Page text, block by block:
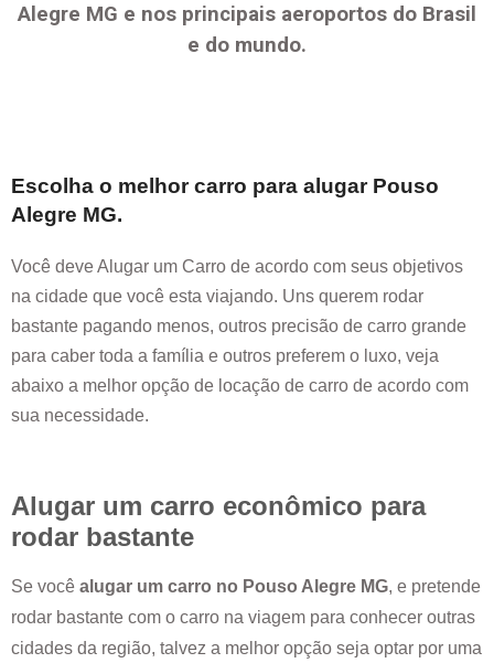
Alegre MG e nos principais aeroportos do Brasil
e do mundo.
Escolha o melhor carro para alugar Pouso
Alegre MG.
Você deve Alugar um Carro de acordo com seus objetivos
na cidade que você esta viajando. Uns querem rodar
bastante pagando menos, outros precisão de carro grande
para caber toda a família e outros preferem o luxo, veja
abaixo a melhor opção de locação de carro de acordo com
sua necessidade.
Alugar um carro econômico para
rodar bastante
Se você alugar um carro no Pouso Alegre MG, e pretende
rodar bastante com o carro na viagem para conhecer outras
cidades da região, talvez a melhor opção seja optar por uma